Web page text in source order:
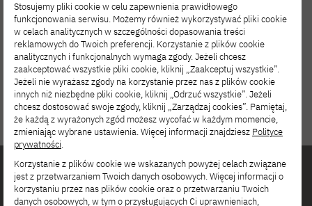
Interested in
Stosujemy pliki cookie w celu zapewnienia prawidłowego
funkcjonowania serwisu. Możemy również wykorzystywać pliki cookie
w celach analitycznych w szczególności dopasowania treści
reklamowych do Twoich preferencji. Korzystanie z plików cookie
analitycznych i funkcjonalnych wymaga zgody. Jeżeli chcesz
zaakceptować wszystkie pliki cookie, kliknij „Zaakceptuj wszystkie”.
Jeżeli nie wyrażasz zgody na korzystanie przez nas z plików cookie
innych niż niezbędne pliki cookie, kliknij „Odrzuć wszystkie”. Jeżeli
chcesz dostosować swoje zgody, kliknij „Zarządzaj cookies”. Pamiętaj,
że każdą z wyrażonych zgód możesz wycofać w każdym momencie,
zmieniając wybrane ustawienia. Więcej informacji znajdziesz Polityce
prywatności.
Korzystanie z plików cookie we wskazanych powyżej celach związane
jest z przetwarzaniem Twoich danych osobowych. Więcej informacji o
korzystaniu przez nas plików cookie oraz o przetwarzaniu Twoich
danych osobowych, w tym o przysługujących Ci uprawnieniach,